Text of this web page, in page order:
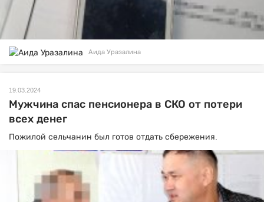
Аида Уразалина
19.03.2024
Мужчина спас пенсионера в СКО от потери
всех денег
Пожилой сельчанин был готов отдать сбережения.